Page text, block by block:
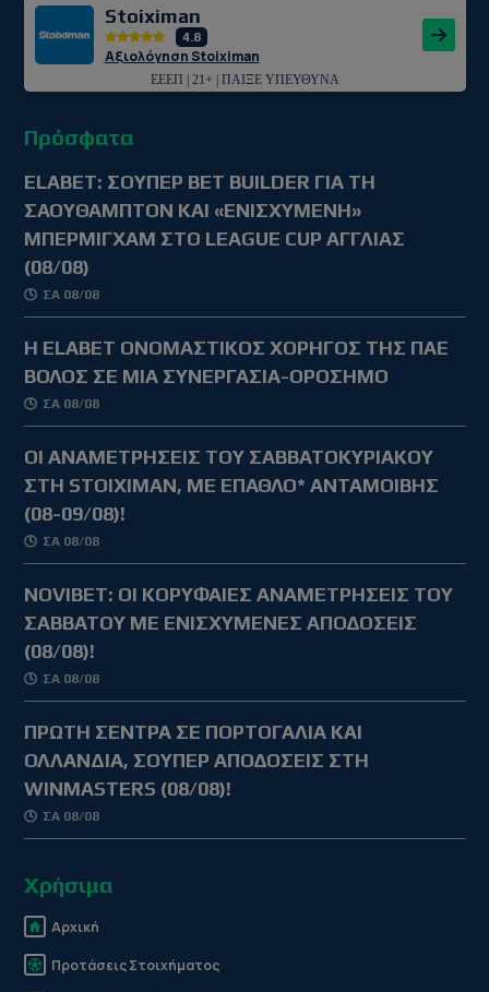
Stoiximan
4.8
Αξιολόγηση Stoiximan
ΕΕΕΠ | 21+ | ΠΑΙΞΕ ΥΠΕΥΘΥΝΑ
Πρόσφατα
ELABET: ΣΟΥΠΕΡ BET BUILDER ΓΙΑ ΤΗ
ΣΑΟΥΘΑΜΠΤΟΝ ΚΑΙ «ΕΝΙΣΧΥΜΕΝΗ»
ΜΠΕΡΜΙΓΧΑΜ ΣΤΟ LEAGUE CUP ΑΓΓΛΙΑΣ
(08/08)
ΣΑ 08/08
Η ELABET ΟΝΟΜΑΣΤΙΚΟΣ ΧΟΡΗΓΟΣ ΤΗΣ ΠΑΕ
ΒΟΛΟΣ ΣΕ ΜΙΑ ΣΥΝΕΡΓΑΣΙΑ-ΟΡΟΣΗΜΟ
ΣΑ 08/08
ΟΙ ΑΝΑΜΕΤΡΗΣΕΙΣ ΤΟΥ ΣΑΒΒΑΤΟΚΥΡΙΑΚΟΥ
ΣΤΗ STOIXIMAN, ΜΕ ΕΠΑΘΛΟ* ΑΝΤΑΜΟΙΒΗΣ
(08-09/08)!
ΣΑ 08/08
NOVIBET: OΙ ΚΟΡΥΦΑΙΕΣ ΑΝΑΜΕΤΡΗΣΕΙΣ ΤΟΥ
ΣΑΒΒΑΤΟΥ ΜΕ ΕΝΙΣΧΥΜΕΝΕΣ ΑΠΟΔΟΣΕΙΣ
(08/08)!
ΣΑ 08/08
ΠΡΩΤΗ ΣΕΝΤΡΑ ΣΕ ΠΟΡΤΟΓΑΛΙΑ ΚΑΙ
ΟΛΛΑΝΔΙΑ, ΣΟΥΠΕΡ ΑΠΟΔΟΣΕΙΣ ΣΤΗ
WINMASTERS (08/08)!
ΣΑ 08/08
Χρήσιμα
Αρχική
Προτάσεις Στοιχήματος